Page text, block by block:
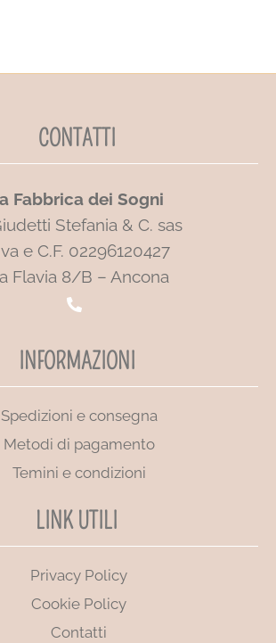
CONTATTI
Fabbrica dei Sogni
Stefania & C. sas
e C.F. 02296120427
Flavia 8/B – Ancona
INFORMAZIONI
Spedizioni e consegna
Metodi di pagamento
Temini e condizioni
LINK UTILI
Privacy Policy
Cookie Policy
Contatti